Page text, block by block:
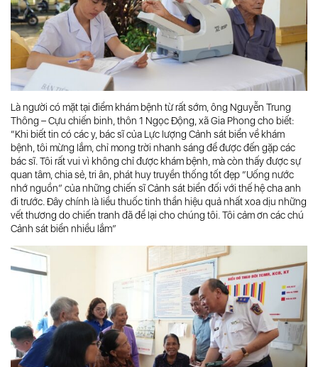
Là người có mặt tại điểm khám bệnh từ rất sớm, ông Nguyễn Trung
Thông – Cựu chiến binh, thôn 1 Ngọc Động, xã Gia Phong cho biết:
“Khi biết tin có các y, bác sĩ của Lực lượng Cảnh sát biển về khám
bệnh, tôi mừng lắm, chỉ mong trời nhanh sáng để được đến gặp các
bác sĩ. Tôi rất vui vì không chỉ được khám bệnh, mà còn thấy được sự
quan tâm, chia sẻ, tri ân, phát huy truyền thống tốt đẹp “Uống nước
nhớ nguồn” của những chiến sĩ Cảnh sát biển đối với thế hệ cha anh
đi trước. Đây chính là liều thuốc tinh thần hiệu quả nhất xoa dịu những
vết thương do chiến tranh đã để lại cho chúng tôi. Tôi cảm ơn các chú
Cảnh sát biển nhiều lắm”